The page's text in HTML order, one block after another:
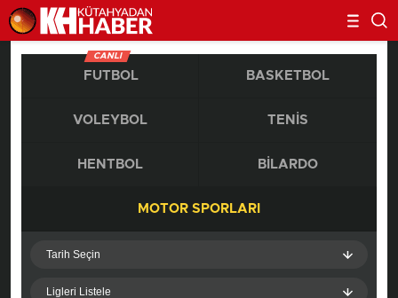
CANLI
FUTBOL BASKETBOL
VOLEYBOL TENIS
HENTBOL BILARDO
MOTOR SPORLARI
Tarih Seçin
Ligleri Listele